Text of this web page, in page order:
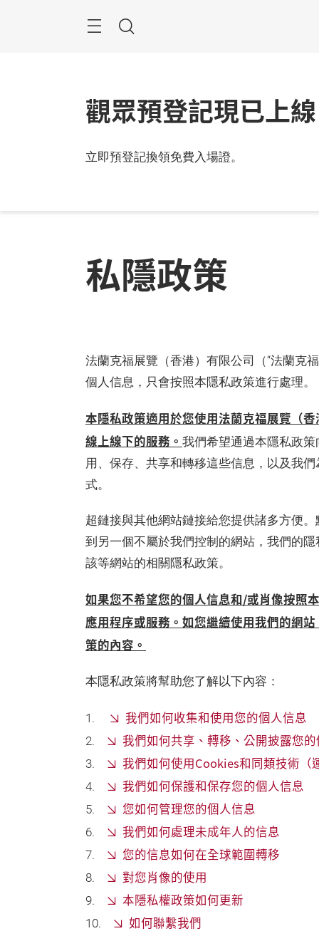
搜
觀眾預登記現已上
立即預登記換領免費入場證。
私隱政策
法蘭克福展覽（香港）有限公司（“法蘭克
個人信息，只會按照本隱私政策進行處理。
本隱私政策適用於您使用法蘭克福展覽（
線上線下的服務。 我們希望通過本隱私政
用、保存、共享和轉移這些信息，以及我
式。
超鏈接與其他網站鏈接給您提供諸多方便
到另一個不屬於我們控制的網站，我們的
該等網站的相關隱私政策。
如果您不希望您的個人信息和/或肖像按照
應用程序或服務。如您繼續使用我們的網
策的內容。
本隱私政策將幫助您了解以下內容：
我們如何收集和使用您的個人信息
我們如何共享、轉移、公開披露您
我們如何使用Cookies和同類技術（
我們如何保護和保存您的個人信息
您如何管理您的個人信息
我們如何處理未成年人的信息
您的信息如何在全球範圍轉移
對您肖像的使用
本隱私權政策如何更新
如何聯繫我們